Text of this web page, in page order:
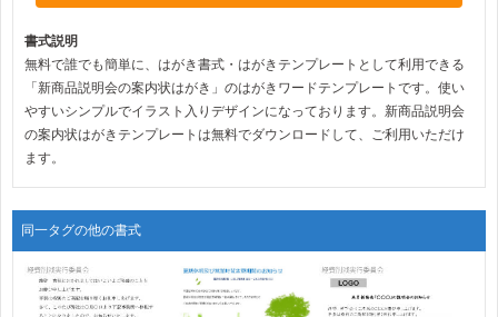
書式説明
無料で誰でも簡単に、はがき書式・はがきテンプレートとして利用できる
「新商品説明会の案内状はがき」のはがきワードテンプレートです。使い
やすいシンプルでイラスト入りデザインになっております。新商品説明会
の案内状はがきテンプレートは無料でダウンロードして、ご利用いただけ
ます。
同一タグの他の書式